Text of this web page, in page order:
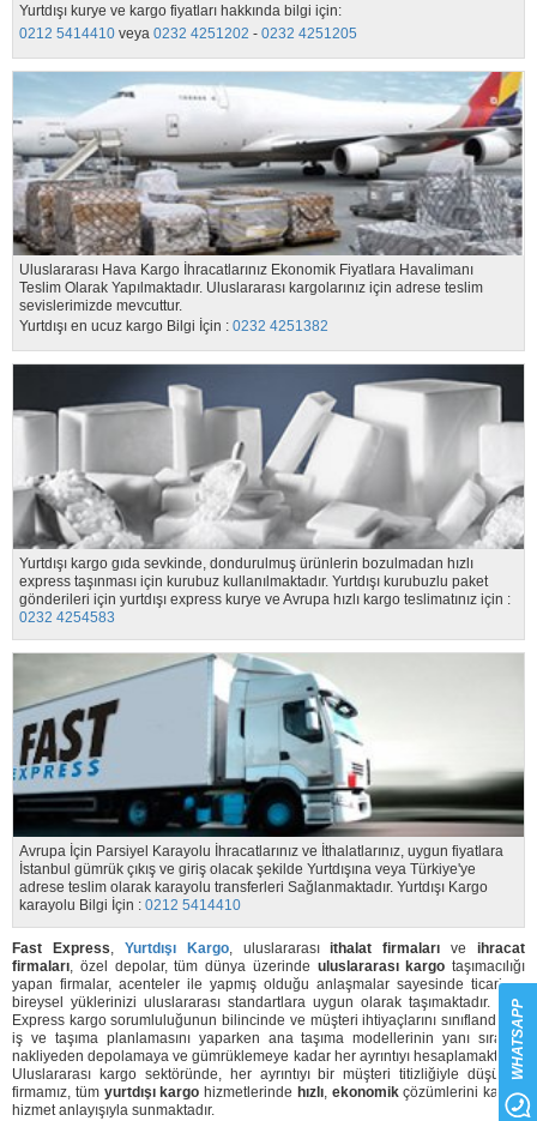
Yurtdışı kurye ve kargo fiyatları hakkında bilgi için:
0212 5414410 veya 0232 4251202 - 0232 4251205
Uluslararası Hava Kargo İhracatlarınız Ekonomik Fiyatlara Havalimanı
Teslim Olarak Yapılmaktadır. Uluslararası kargolarınız için adrese teslim
sevislerimizde mevcuttur.
Yurtdışı en ucuz kargo Bilgi İçin : 0232 4251382
Yurtdışı kargo gıda sevkinde, dondurulmuş ürünlerin bozulmadan hızlı
express taşınması için kurubuz kullanılmaktadır. Yurtdışı kurubuzlu paket
gönderileri için yurtdışı express kurye ve Avrupa hızlı kargo teslimatınız için :
0232 4254583
Avrupa İçin Parsiyel Karayolu İhracatlarınız ve İthalatlarınız, uygun fiyatlara
İstanbul gümrük çıkış ve giriş olacak şekilde Yurtdışına veya Türkiye'ye
adrese teslim olarak karayolu transferleri Sağlanmaktadır. Yurtdışı Kargo
karayolu Bilgi İçin : 0212 5414410
Fast Express, Yurtdışı Kargo, uluslararasıithalat firmaları ve ihracat
firmaları, özel depolar, tüm dünya üzerinde uluslararası kargo taşımacılığı
yapan firmalar, acenteler ile yapmış olduğu anlaşmalar sayesinde ticari ve
bireysel yüklerinizi uluslararası standartlara uygun olarak taşımaktadır. Fast
Express kargo sorumluluğunun bilincinde ve müşteri ihtiyaçlarını sınıflandıran,
iş ve taşıma planlamasını yaparken ana taşıma modellerinin yanı sıra, iç
nakliyeden depolamaya ve gümrüklemeye kadar her ayrıntıyı hesaplamaktadır.
Uluslararası kargo sektöründe, her ayrıntıyı bir müşteri titizliğiyle düşünen
firmamız, tüm yurtdışı kargo hizmetlerinde hızlı, ekonomikçözümlerini kaliteli
hizmet anlayışıyla sunmaktadır.
WHATSAPP